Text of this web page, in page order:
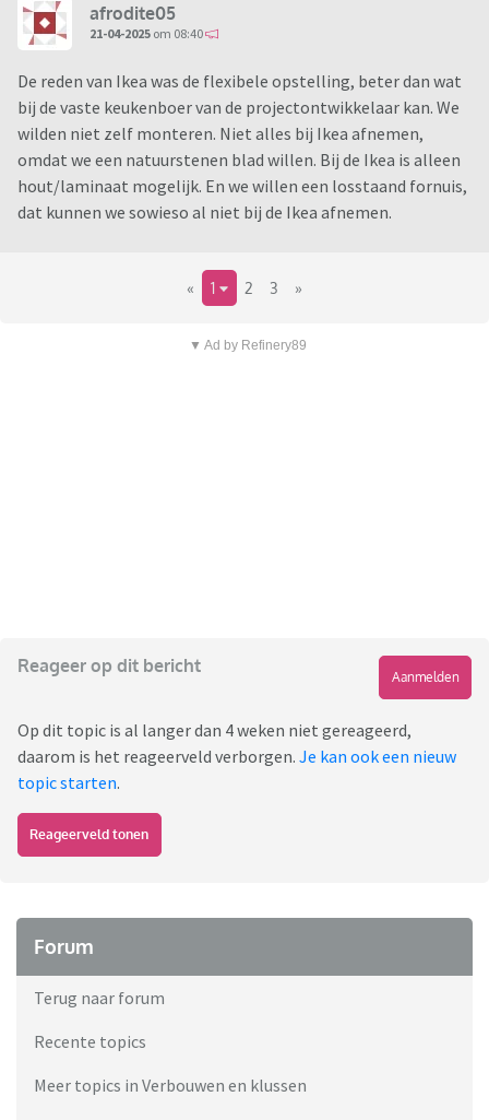
afrodite05
21-04-2025 om 08:40
De reden van Ikea was de flexibele opstelling, beter dan wat
bij de vaste keukenboer van de projectontwikkelaar kan. We
wilden niet zelf monteren. Niet alles bij Ikea afnemen,
omdat we een natuurstenen blad willen. Bij de Ikea is alleen
hout/laminaat mogelijk. En we willen een losstaand fornuis,
dat kunnen we sowieso al niet bij de Ikea afnemen.
« 1 2 3 »
▼ Ad by Refinery89
Reageer op dit bericht
Aanmelden
Op dit topic is al langer dan 4 weken niet gereageerd,
daarom is het reageerveld verborgen. Je kan ook een nieuw
topic starten.
Reageerveld tonen
Forum
Terug naar forum
Recente topics
Meer topics in Verbouwen en klussen